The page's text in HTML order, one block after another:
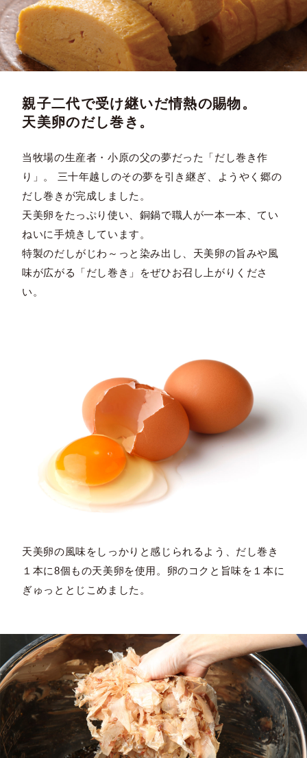
親子二代で受け継いだ情熱の賜物。
天美卵のだし巻き。
当牧場の生産者・小原の父の夢だった「だし巻き作
り」。 三十年越しのその夢を引き継ぎ、ようやく郷の
だし巻きが完成しました。
天美卵をたっぷり使い、銅鍋で職人が一本一本、てい
ねいに手焼きしています。
特製のだしがじわ～っと染み出し、天美卵の旨みや風
味が広がる「だし巻き」をぜひお召し上がりくださ
い。
天美卵の風味をしっかりと感じられるよう、だし巻き
１本に8個もの天美卵を使用。卵のコクと旨味を１本に
ぎゅっととじこめました。